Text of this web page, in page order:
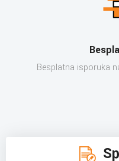
Besplatna isporuka